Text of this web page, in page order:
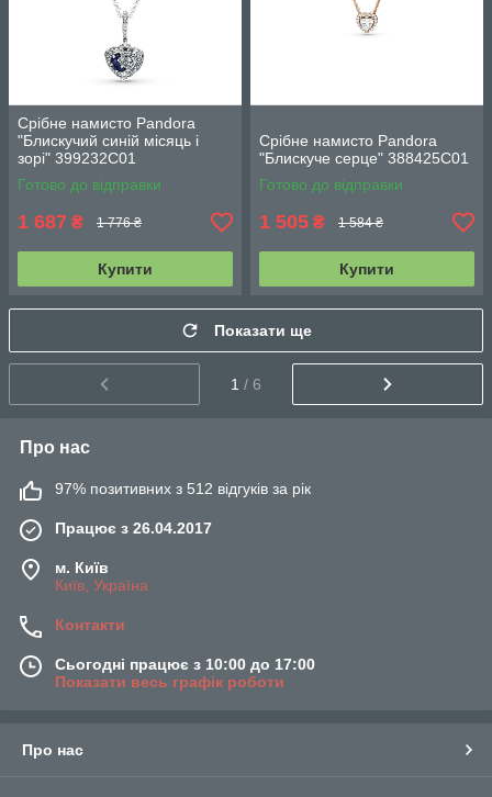
Срібне намисто Pandora
"Блискучий синій місяць і
зорі" 399232C01
Готово до відправки
1 687 ₴ 1 776 ₴
Купити
Срібне намисто Pandora
"Блискуче серце" 388425C01
Готово до відправки
1 505 ₴ 1 584 ₴
Купити
Показати ще
1 / 6
Про нас
97% позитивних з 512 відгуків за рік
Працює з 26.04.2017
м. Київ
Київ, Україна
Контакти
Сьогодні працює з 10:00 до 17:00
Показати весь графік роботи
Про нас